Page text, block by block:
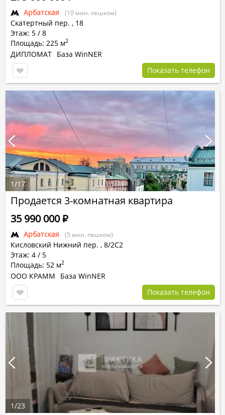
Арбатская (10 мин. пешком)
Скатертный пер. , 18
Этаж: 5 / 8
Площадь: 225 м2
ДИПЛОМАТ База WinNER
Показать телефон
Продается 3-комнатная квартира
Арбатская (5 мин. пешком)
Кисловский Нижний пер. , 8/2С2
Этаж: 4 / 5
Площадь: 52 м2
35 990 000Р
ООО КРАММ
База WinNER
Показать телефон
1/17
1/23